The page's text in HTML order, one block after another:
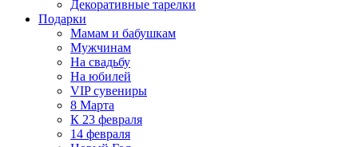
Декоративные тарелки
Подарки
Мамам и бабушкам
Мужчинам
На свадьбу
На юбилей
VIP сувениры
8 Марта
К 23 февраля
14 февраля